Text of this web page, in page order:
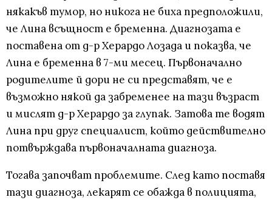
някакъв тумор, но никога не биха предположили,
че Лина всъщност е бременна. Диагнозата е
поставена от д-р Херардо Лозада и показва, че
Лина е бременна в 7-ми месец. Първоначално
родителите й дори не си представят, че е
възможно някой да забременее на тази възраст
и мислят д-р Херардо за глупак. Затова те водят
Лина при друг специалист, който действително
потвърждава първоначалната диагноза.
Тогава започват проблемите. След като поставя
тази диагноза, лекарят се обажда в полицията,